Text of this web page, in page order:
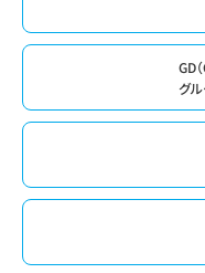
GD
グル